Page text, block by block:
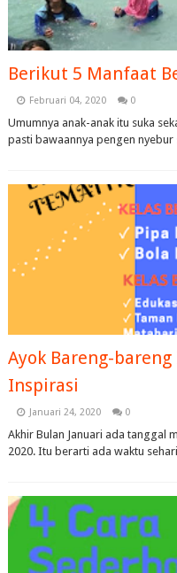
Berikut 5 Manfaat
Februari 04, 2020 0
Umumnya anak-anak itu suka
pasti bawaannya pengen
Ayok Bareng-
Inspirasi
Januari 24, 2020 0
Akhir Bulan Januari ada tanggal
2020. Itu berarti ada waktu